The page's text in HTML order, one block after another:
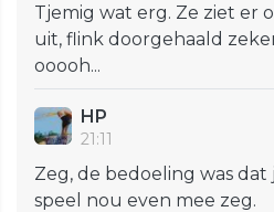
Tjemig wat erg. Ze ziet er
uit, flink doorgehaald
ooooh...
HP
21:11
Zeg, de bedoeling was
speel nou even mee zeg.